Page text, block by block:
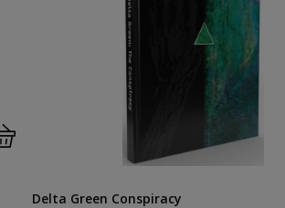
Delta Green Conspiracy